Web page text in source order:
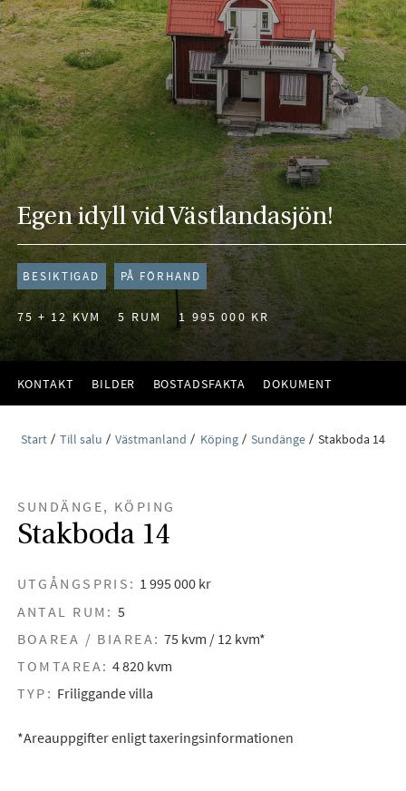
Egen idyll vid Västlandasjön!
BESIKTIGAD PÅ FÖRHAND
75 + 12 KVM 5 RUM 1 995 000 KR
KONTAKT BILDER BOSTADSFAKTA DOKUMENT
Start Till salu Västmanland Köping Sundänge Stakboda 14
SUNDÄNGE, KÖPING
Stakboda 14
UTGÅNGSPRIS: 1 995 000 kr
ANTAL RUM: 5
BOAREA / BIAREA: 75 kvm / 12 kvm*
TOMTAREA: 4 820 kvm
TYP: Friliggande villa
*Areauppgifter enligt taxeringsinformationen